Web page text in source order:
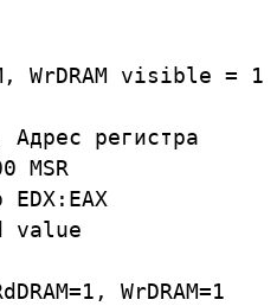
WrDRAM visible = 1
регистра
MSR
value
WrDRAM=1